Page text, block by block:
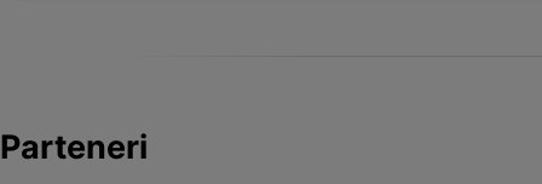
Parteneri